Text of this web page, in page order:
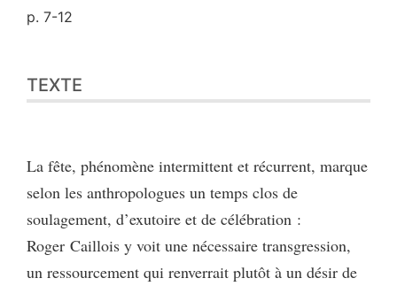
p. 7-12
Bibliographie
Citer cet article
TEXTE
La fête, phénomène intermittent et récurrent, marque
selon les anthropologues un temps clos de
soulagement, d’exutoire et de célébration :
Roger Caillois y voit une nécessaire transgression,
un ressourcement qui renverrait plutôt à un désir de